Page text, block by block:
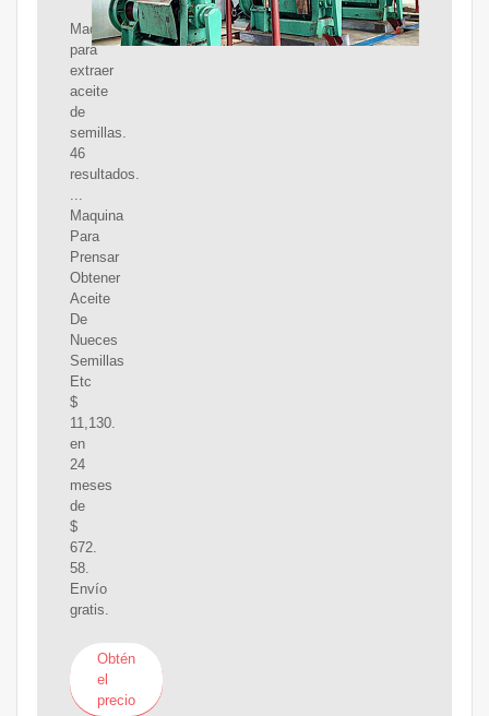
Maquina
para
extraer
aceite
de
semillas.
46
resultados.
...
Maquina
Para
Prensar
Obtener
Aceite
De
Nueces
Semillas
Etc
$
11,130.
en
24
meses
de
$
672.
58.
Envío
gratis.
Obtén
el
precio